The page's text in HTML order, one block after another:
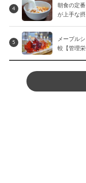
4
朝食の定
が上手な
5
メープル
較【管理栄